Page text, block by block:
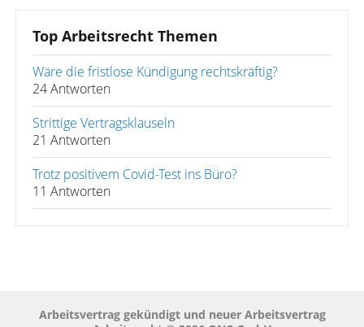
Top Arbeitsrecht Themen
Wäre die fristlose Kündigung rechtskräftig?
24 Antworten
Strittige Vertragsklauseln
21 Antworten
Trotz positivem Covid-Test ins Büro?
11 Antworten
Arbeitsvertrag gekündigt und neuer Arbeitsvertrag